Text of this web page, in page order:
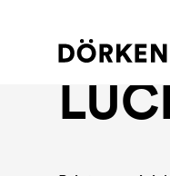
Peinture pour